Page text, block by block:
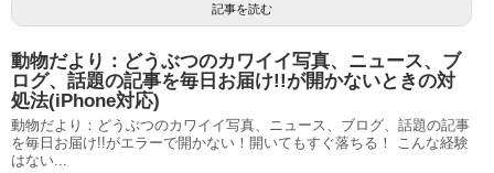
記事を読む
動物だより：どうぶつのカワイイ写真、ニュース、ブ
ログ、話題の記事を毎日お届け!!が開かないときの対
処法(iPhone対応)
動物だより：どうぶつのカワイイ写真、ニュース、ブログ、話題の記事
を毎日お届け!!がエラーで開かない！開いてもすぐ落ちる！ こんな経験
はない...